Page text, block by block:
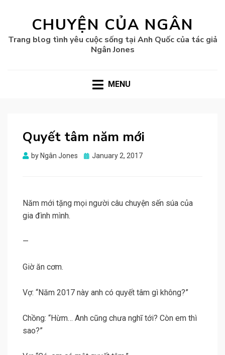
CHUYỆN CỦA NGÂN
Trang blog tình yêu cuộc sống tại Anh Quốc của tác giả
Ngân Jones
MENU
Quyết tâm năm mới
by Ngân Jones
Posted
January 2, 2017
Năm mới tặng mọi người câu chuyện sến súa của
gia đình mình.
—
Giờ ăn cơm.
Vợ: “Năm 2017 này anh có quyết tâm gì không?”
Chồng: “Hừm… Anh cũng chưa nghĩ tới? Còn em thì
sao?”